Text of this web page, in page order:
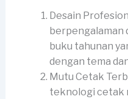
Desain
berpengalaman
buku tahunan
dengan tema
Mutu Cetak
teknologi cetak